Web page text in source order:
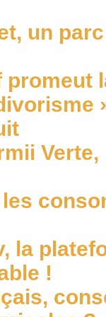
un
promeut
la
!